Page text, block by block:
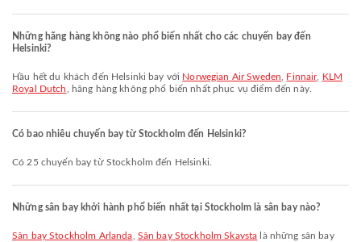
Những hãng hàng không nào phổ biến nhất cho các chuyến bay đến
Helsinki?
Hầu hết du khách đến Helsinki bay với Norwegian Air Sweden Finnair, KLM
Royal Dutch
, hãng hàng không phổ biến nhất phục vụ điểm đến này.
Có bao nhiêu chuyến bay từ Stockholm đến Helsinki?
Có 25 chuyến bay từ Stockholm đến Helsinki.
Những sân bay khởi hành phổ biến nhất tại Stockholm là sân bay nào?
Sân bay Stockholm Arlanda Sân bay Stockholm Skavsta là những sân bay